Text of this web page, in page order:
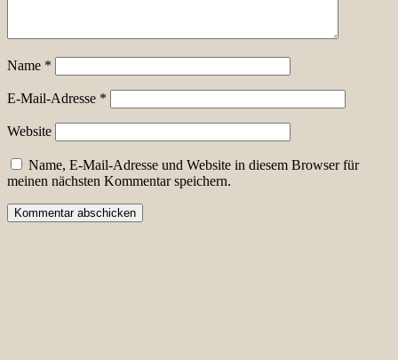
Name *
E-Mail-Adresse *
Website
Name, E-Mail-Adresse und Website in diesem Browser für
meinen nächsten Kommentar speichern.